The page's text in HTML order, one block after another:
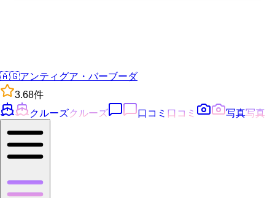
🇦🇬アンティグア・バーブーダ
3.68件
クルーズクルーズ 口コミ 口コミ 写真写真